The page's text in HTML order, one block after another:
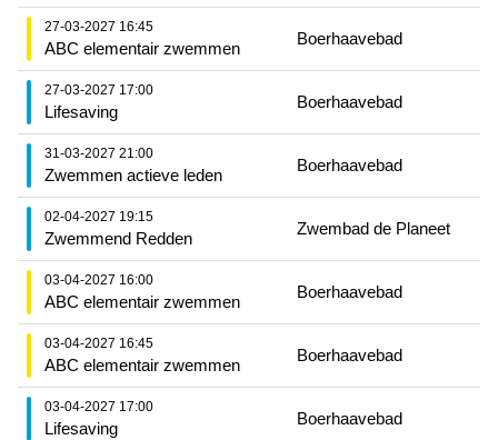
27-03-2027 16:45
ABC elementair zwemmen
Boerhaavebad
27-03-2027 17:00
Lifesaving
Boerhaavebad
31-03-2027 21:00
Zwemmen actieve leden
Boerhaavebad
02-04-2027 19:15
Zwemmend Redden
Zwembad de Planeet
03-04-2027 16:00
ABC elementair zwemmen
Boerhaavebad
03-04-2027 16:45
ABC elementair zwemmen
Boerhaavebad
03-04-2027 17:00
Lifesaving
Boerhaavebad